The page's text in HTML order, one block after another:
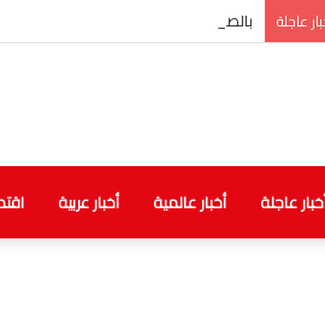
عاجلة بالصور.. الصحة: ضبط مخزن غير مرخص
عاجلة أخبار عالمية أخبار عربية